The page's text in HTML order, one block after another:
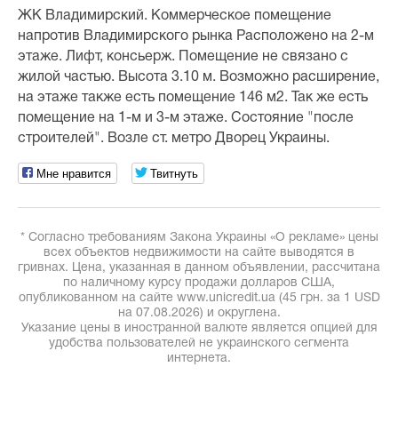
ЖК Владимирский. Коммерческое помещение
напротив Владимирского рынка Расположено на 2-м
этаже. Лифт, консьерж. Помещение не связано с
жилой частью. Высота 3.10 м. Возможно расширение,
на этаже также есть помещение 146 м2. Так же есть
помещение на 1-м и 3-м этаже. Состояние "после
строителей". Возле ст. метро Дворец Украины.
Мне нравится Твитнуть
* Согласно требованиям Закона Украины «О рекламе» цены
всех объектов недвижимости на сайте выводятся в
гривнах. Цена, указанная в данном объявлении, рассчитана
по наличному курсу продажи долларов США,
опубликованном на сайте www.unicredit.ua (45 грн. за 1 USD
на 07.08.2026) и округлена.
Указание цены в иностранной валюте является опцией для
удобства пользователей не украинского сегмента
интернета.